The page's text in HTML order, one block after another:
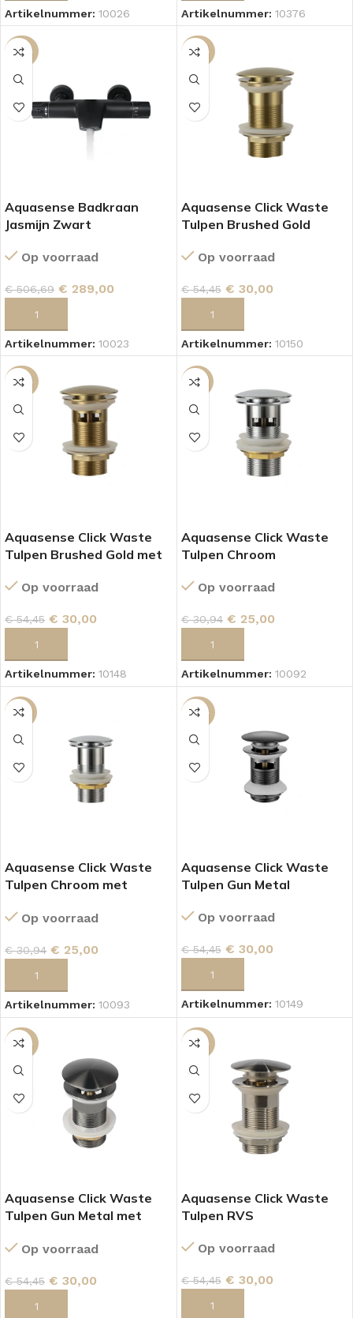
Artikelnummer: 10026 Artikelnummer: 10376
-43%
Aquasense Badkraan
Jasmijn Zwart
Op voorraad
€506,69 € 289,00
Artikelnummer: 10023
-45%
Aquasense Click Waste
Tulpen Brushed Gold
Op voorraad
€54,45 € 30,00
Artikelnummer: 10150
-45%
Aquasense Click Waste
Tulpen Brushed Gold met
Op voorraad
€54,45 € 30,00
Artikelnummer: 10148
-19%
Aquasense Click Waste
Tulpen Chroom
Op voorraad
€30,94 € 25,00
Artikelnummer: 10092
-19%
Aquasense Click Waste
Tulpen Chroom met
Op voorraad
€30,94 € 25,00
Artikelnummer: 10093
-45%
Aquasense Click Waste
Tulpen Gun Metal
Op voorraad
€54,45 € 30,00
Artikelnummer: 10149
-45%
Aquasense Click Waste
Tulpen Gun Metal met
Op voorraad
€54,45 € 30,00
-45%
Aquasense Click Waste
Tulpen RVS
Op voorraad
€54,45 € 30,00